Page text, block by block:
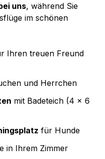
uns, während Sie
im schönen
Ihren treuen Freund
und Herrchen
mit Badeteich (4 x 6
für Hunde
in Ihrem Zimmer